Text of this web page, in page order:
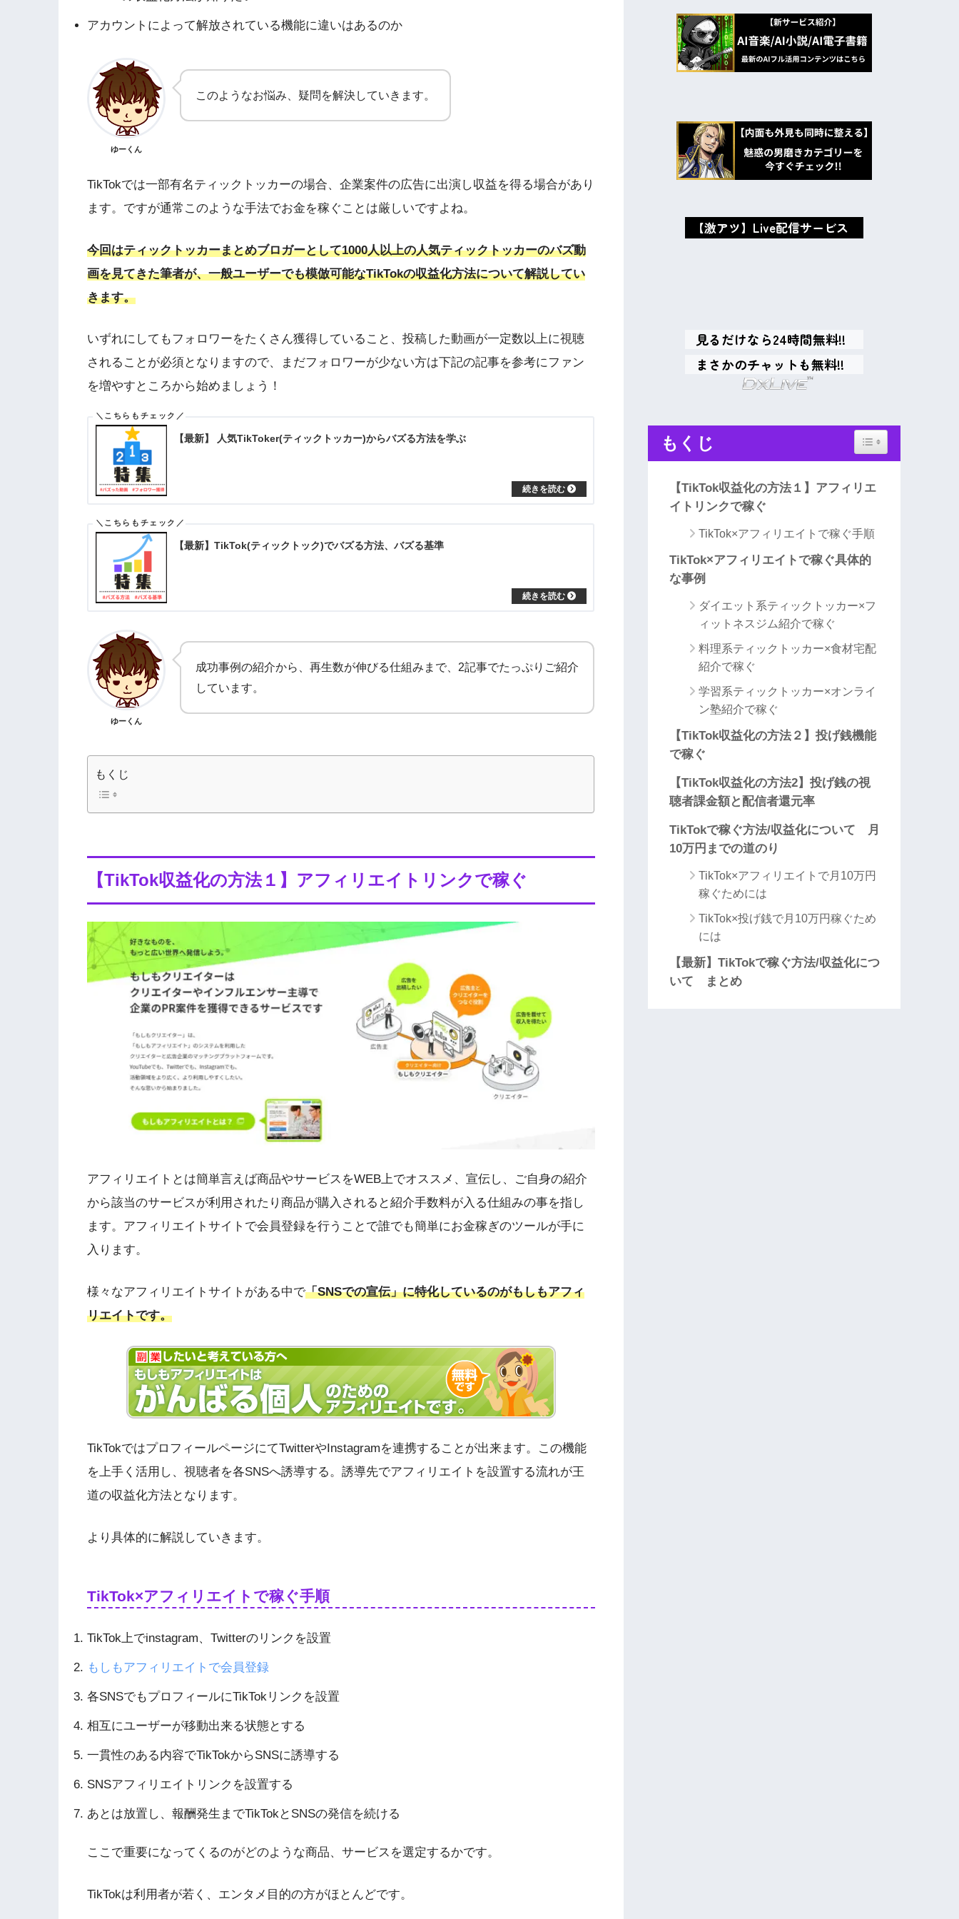
アカウントによって解放されている機能に違いはあるのか
ゆーくん
このようなお悩み、疑問を解決していきます。
TikTokでは一部有名ティックトッカーの場合、企業案件の広告に出演し収益を得る場合があり
ます。ですが通常このような手法でお金を稼ぐことは厳しいですよね。
今回はティックトッカーまとめブロガーとして1000人以上の人気ティックトッカーのバズ動
画を見てきた筆者が、一般ユーザーでも模倣可能なTikTokの収益化方法について解説してい
きます。
いずれにしてもフォロワーをたくさん獲得していること、投稿した動画が一定数以上に視聴
されることが必須となりますので、まだフォロワーが少ない方は下記の記事を参考にファン
を増やすところから始めましょう！
【最新】 人気TikToker(ティックトッカー)からバズる方法を学ぶ
【最新】TikTok(ティックトック)でバズる方法、バズる基準
ゆーくん
成功事例の紹介から、再生数が伸びる仕組みまで、2記事でたっぷりご紹介
しています。
もくじ
【TikTok収益化の方法１】アフィリエイトリンクで稼ぐ
アフィリエイトとは簡単言えば商品やサービスをWEB上でオススメ、宣伝し、ご自身の紹介
から該当のサービスが利用されたり商品が購入されると紹介手数料が入る仕組みの事を指し
ます。アフィリエイトサイトで会員登録を行うことで誰でも簡単にお金稼ぎのツールが手に
入ります。
様々なアフィリエイトサイトがある中で「SNSでの宣伝」に特化しているのがもしもアフィ
リエイトです。
TikTokではプロフィールページにてTwitterやInstagramを連携することが出来ます。この機能
を上手く活用し、視聴者を各SNSへ誘導する。誘導先でアフィリエイトを設置する流れが王
道の収益化方法となります。
より具体的に解説していきます。
TikTok×アフィリエイトで稼ぐ手順
TikTok上でinstagram、Twitterのリンクを設置
もしもアフィリエイトで会員登録
各SNSでもプロフィールにTikTokリンクを設置
相互にユーザーが移動出来る状態とする
一貫性のある内容でTikTokからSNSに誘導する
SNSアフィリエイトリンクを設置する
あとは放置し、報酬発生までTikTokとSNSの発信を続ける
ここで重要になってくるのがどのような商品、サービスを選定するかです。
TikTokは利用者が若く、エンタメ目的の方がほとんどです。
oxMISAox
【激アツ】Live配信サービス
見るだけなら24時間無料!!
まさかのチャットも無料!!
もくじ Toggle Table of
【TikTok収益化の方法１】アフィリエ
イトリンクで稼ぐ
TikTok×アフィリエイトで稼ぐ手順
TikTok×アフィリエイトで稼ぐ具体的
な事例
ダイエット系ティックトッカー×フ
ィットネスジム紹介で稼ぐ
料理系ティックトッカー×食材宅配
紹介で稼ぐ
学習系ティックトッカー×オンライ
ン塾紹介で稼ぐ
【TikTok収益化の方法２】投げ銭機能
で稼ぐ
【TikTok収益化の方法2】投げ銭の視
聴者課金額と配信者還元率
TikTokで稼ぐ方法/収益化について 月
10万円までの道のり
TikTok×アフィリエイトで月10万円
稼ぐためには
TikTok×投げ銭で月10万円稼ぐため
には
【最新】TikTokで稼ぐ方法/収益化につ
いて まとめ